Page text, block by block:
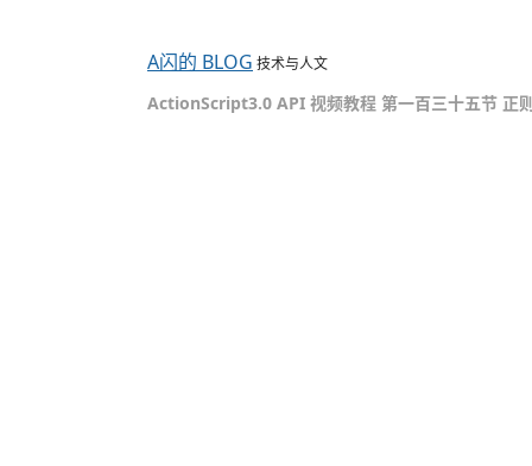
A闪的 BLOG 技术与人文
ActionScript3.0 API 视频教程 第一百三十五节 正